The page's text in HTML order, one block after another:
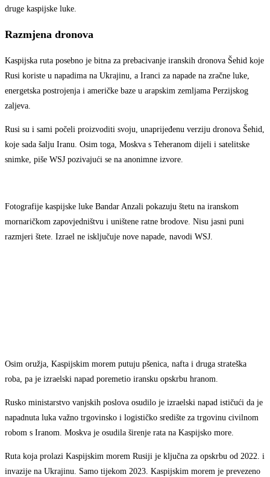
druge kaspijske luke.
Razmjena dronova
Kaspijska ruta posebno je bitna za prebacivanje iranskih dronova Šehid koje
Rusi koriste u napadima na Ukrajinu, a Iranci za napade na zračne luke,
energetska postrojenja i američke baze u arapskim zemljama Perzijskog
zaljeva.
Rusi su i sami počeli proizvoditi svoju, unaprijeđenu verziju dronova Šehid,
koje sada šalju Iranu. Osim toga, Moskva s Teheranom dijeli i satelitske
snimke, piše WSJ pozivajući se na anonimne izvore.
Fotografije kaspijske luke Bandar Anzali pokazuju štetu na iranskom
mornaričkom zapovjedništvu i uništene ratne brodove. Nisu jasni puni
razmjeri štete. Izrael ne isključuje nove napade, navodi WSJ.
Osim oružja, Kaspijskim morem putuju pšenica, nafta i druga strateška
roba, pa je izraelski napad poremetio iransku opskrbu hranom.
Rusko ministarstvo vanjskih poslova osudilo je izraelski napad ističući da je
napadnuta luka važno trgovinsko i logističko središte za trgovinu civilnom
robom s Iranom. Moskva je osudila širenje rata na Kaspijsko more.
Ruta koja prolazi Kaspijskim morem Rusiji je ključna za opskrbu od 2022. i
invazije na Ukrajinu. Samo tijekom 2023. Kaspijskim morem je prevezeno